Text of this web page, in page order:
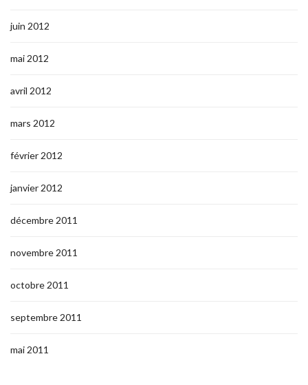
juin 2012
mai 2012
avril 2012
mars 2012
février 2012
janvier 2012
décembre 2011
novembre 2011
octobre 2011
septembre 2011
mai 2011